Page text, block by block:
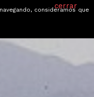
cerrar
consideramos que